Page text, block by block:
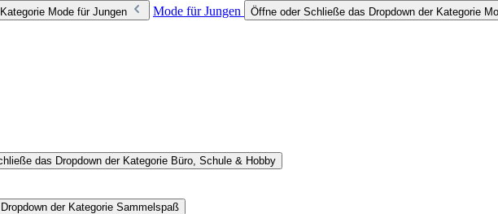
Mode für Jungen Mode für Jungen Öffne oder Schließe das Dropdown der Kategorie
das Dropdown der Kategorie Büro, Schule & Hobby
der Kategorie Sammelspaß